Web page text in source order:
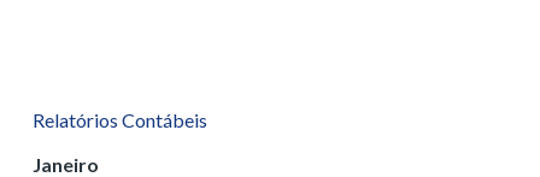
Relatórios Contábeis
Janeiro